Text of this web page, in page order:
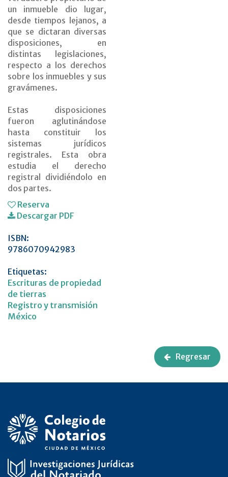
un inmueble dio lugar,
desde tiempos lejanos, a
que se dictaran diversas
disposiciones, en
distintas legislaciones,
respecto a los derechos
sobre los inmuebles y sus
gravámenes.
Estas disposiciones
fueron aglutinándose
hasta constituir los
sistemas jurídicos
registrales. Esta obra
estudia el derecho
registral dividiéndolo en
dos partes.
Reserva
Descargar PDF
ISBN:
9786070942983
Etiquetas:
Escrituras de propiedad
de tierras
Registro y transmisión
México
Regresar